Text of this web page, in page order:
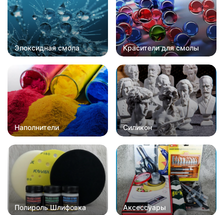
Эпоксидная смола Красители для смолы
Наполнители Силикон
Полироль Шлифовка Аксессуары